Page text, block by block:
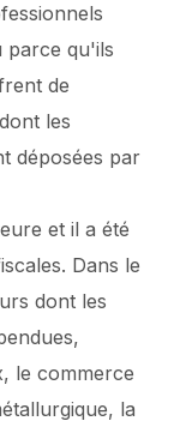
parce qu'ils
de
les
déposées par
et il a été
Dans le
dont les
le commerce
la